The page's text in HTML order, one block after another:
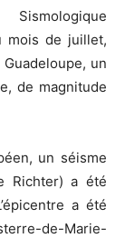
mois de juillet,
un
de magnitude
un séisme
Richter) a été
a été
de-Marie-